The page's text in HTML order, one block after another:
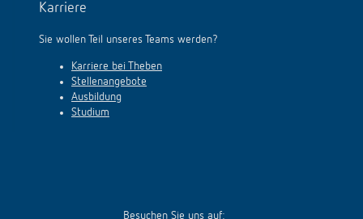
Karriere
Sie wollen Teil unseres Teams werden?
Karriere bei Theben
Stellenangebote
Ausbildung
Studium
Besuchen Sie uns auf: